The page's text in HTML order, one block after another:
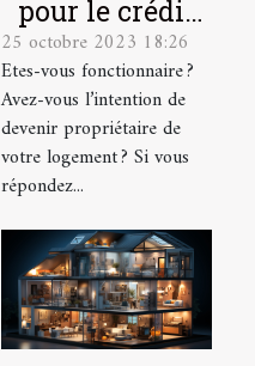
pour le crédit
immobilier en
tant que
fonctionnaire ?
25 octobre 2023 18:26
Etes-vous fonctionnaire ?
Avez-vous l’intention de
devenir propriétaire de
votre logement ? Si vous
répondez...